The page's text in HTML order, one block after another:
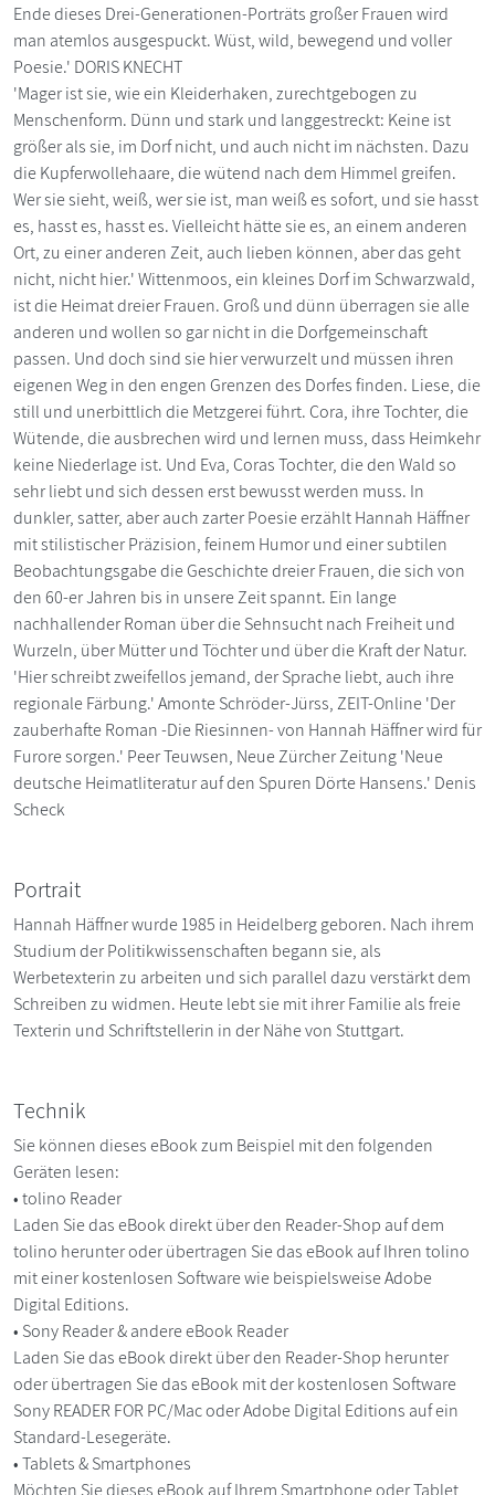
Ende dieses Drei-Generationen-Porträts großer Frauen wird
man atemlos ausgespuckt. Wüst, wild, bewegend und voller
Poesie.' DORIS KNECHT
'Mager ist sie, wie ein Kleiderhaken, zurechtgebogen zu
Menschenform. Dünn und stark und langgestreckt: Keine ist
größer als sie, im Dorf nicht, und auch nicht im nächsten. Dazu
die Kupferwollehaare, die wütend nach dem Himmel greifen.
Wer sie sieht, weiß, wer sie ist, man weiß es sofort, und sie hasst
es, hasst es, hasst es. Vielleicht hätte sie es, an einem anderen
Ort, zu einer anderen Zeit, auch lieben können, aber das geht
nicht, nicht hier.' Wittenmoos, ein kleines Dorf im Schwarzwald,
ist die Heimat dreier Frauen. Groß und dünn überragen sie alle
anderen und wollen so gar nicht in die Dorfgemeinschaft
passen. Und doch sind sie hier verwurzelt und müssen ihren
eigenen Weg in den engen Grenzen des Dorfes finden. Liese, die
still und unerbittlich die Metzgerei führt. Cora, ihre Tochter, die
Wütende, die ausbrechen wird und lernen muss, dass Heimkehr
keine Niederlage ist. Und Eva, Coras Tochter, die den Wald so
sehr liebt und sich dessen erst bewusst werden muss. In
dunkler, satter, aber auch zarter Poesie erzählt Hannah Häffner
mit stilistischer Präzision, feinem Humor und einer subtilen
Beobachtungsgabe die Geschichte dreier Frauen, die sich von
den 60-er Jahren bis in unsere Zeit spannt. Ein lange
nachhallender Roman über die Sehnsucht nach Freiheit und
Wurzeln, über Mütter und Töchter und über die Kraft der Natur.
'Hier schreibt zweifellos jemand, der Sprache liebt, auch ihre
regionale Färbung.' Amonte Schröder-Jürss, ZEIT-Online 'Der
zauberhafte Roman -Die Riesinnen- von Hannah Häffner wird für
Furore sorgen.' Peer Teuwsen, Neue Zürcher Zeitung 'Neue
deutsche Heimatliteratur auf den Spuren Dörte Hansens.' Denis
Scheck
Portrait
Hannah Häffner wurde 1985 in Heidelberg geboren. Nach ihrem
Studium der Politikwissenschaften begann sie, als
Werbetexterin zu arbeiten und sich parallel dazu verstärkt dem
Schreiben zu widmen. Heute lebt sie mit ihrer Familie als freie
Texterin und Schriftstellerin in der Nähe von Stuttgart.
Technik
Sie können dieses eBook zum Beispiel mit den folgenden
Geräten lesen:
• tolino Reader
Laden Sie das eBook direkt über den Reader-Shop auf dem
tolino herunter oder übertragen Sie das eBook auf Ihren tolino
mit einer kostenlosen Software wie beispielsweise Adobe
Digital Editions.
• Sony Reader & andere eBook Reader
Laden Sie das eBook direkt über den Reader-Shop herunter
oder übertragen Sie das eBook mit der kostenlosen Software
Sony READER FOR PC/Mac oder Adobe Digital Editions auf ein
Standard-Lesegeräte.
• Tablets & Smartphones
Möchten Sie dieses eBook auf Ihrem Smartphone oder Tablet